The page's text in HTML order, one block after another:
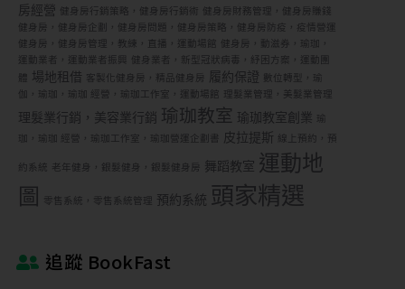
房經營
健身房行銷策略，健身房行銷術
健身房財務管理，健身房賺錢
健身房，健身房企劃，健身房問題，健身房策略，健身房防疫，疫情營運
健身房，健身房管理，教練，直播，運動場館
健身房，動滋券，瑜珈，
運動業者，運動業者振興
健身業者，新型冠狀病毒，紓困方案，運動團
場地租借 客製化健身房，精品健身房 履約保證
數位轉型，瑜
伽，瑜珈，瑜珈 經營，瑜珈工作室，運動場館
理髮業管理，美髮業管理
理髮業行銷，美容業行銷 瑜珈教室 瑜珈教室創業
珈，瑜珈 經營，瑜珈工作室，瑜珈營運企劃書
皮拉提斯 線上預約，預
約系統 老年健身，銀髮健身，銀髮健身房 舞蹈教室 運動地
圖
零售系統，零售系統管理 預約系統 頭家精選
追蹤 BookFast